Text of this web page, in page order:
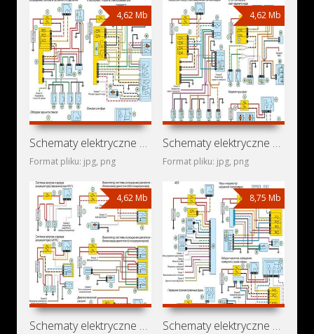
4,62 Mb
Schematy elektryczne Renault Tondar 90+
Format pliku: jpg, png
4,62 Mb
Schematy elektryczne Renault Tondar 90
Format pliku: jpg, png
4,62 Mb
Schematy elektryczne Renault Logan I
8,75 Mb
Schematy elektryczne Renault Clio Style